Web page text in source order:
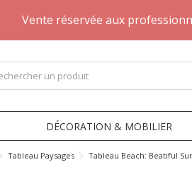
Vente réservée aux
DÉCORATION & MOBILIER
Tableau Paysages Tableau Beach: Beatiful